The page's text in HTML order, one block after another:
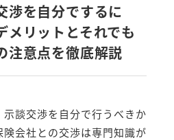
渉を自分でするに
メリットとそれでも
注意点を徹底解説
談交渉を自分で行うべきか
会社との交渉は専門知識が